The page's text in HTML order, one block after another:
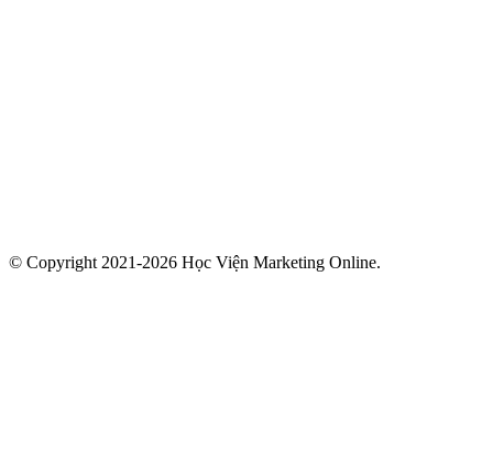
© Copyright 2021-2026 Học Viện Marketing Online.